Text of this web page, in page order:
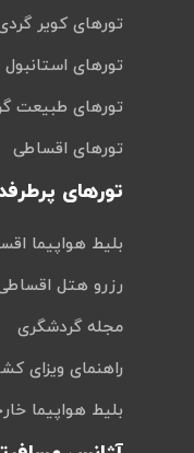
تورهای کویر
تورهای استانبول
تورهای طبیعت
تورهای اقساطی
تورهای
بلیط هواپیما
رزرو هتل
مجله گردشگری
راهنمای ویزای
بلیط هواپیما